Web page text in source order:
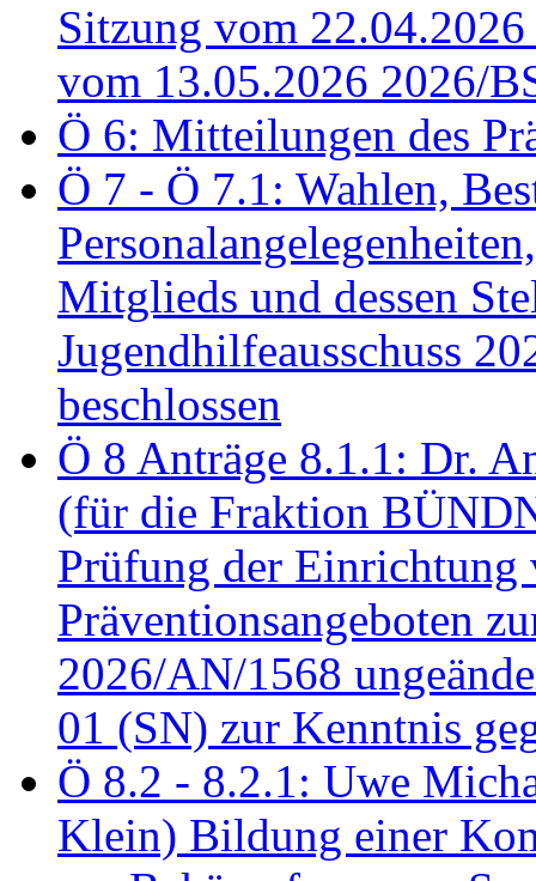
Sitzung vom
vom 13.05.2026 2026/
Ö 6: Mitteilungen des
Ö 7 - Ö 7.1: Wahlen,
Mitglieds und dessen
Jugendhilfeausschuss
beschlossen
Ö 8 Anträge 8.1.1: Dr.
(für die Fraktion
Prüfung der Einrichtung
Präventionsangeboten
2026/AN/1568
01 (SN) zur Kenntnis
Ö 8.2 - 8.2.1: Uwe
Klein) Bildung einer